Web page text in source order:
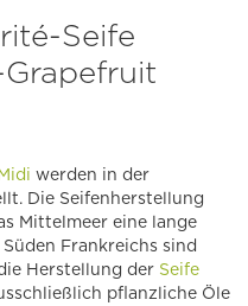
Seife
werden in der
Die Seifenherstellung
Mittelmeer eine lange
Frankreichs sind
Herstellung der Seife
pflanzliche Öle